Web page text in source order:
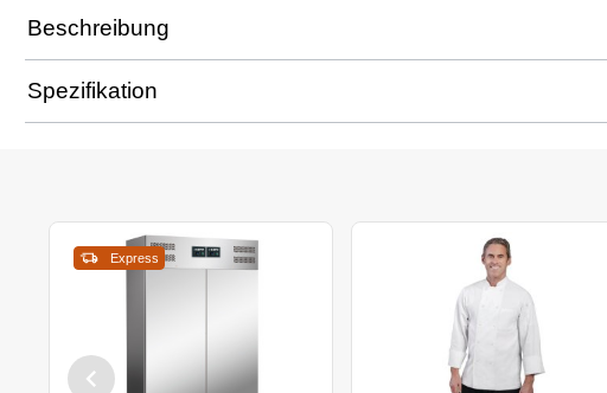
Beschreibung
Spezifikation
Express